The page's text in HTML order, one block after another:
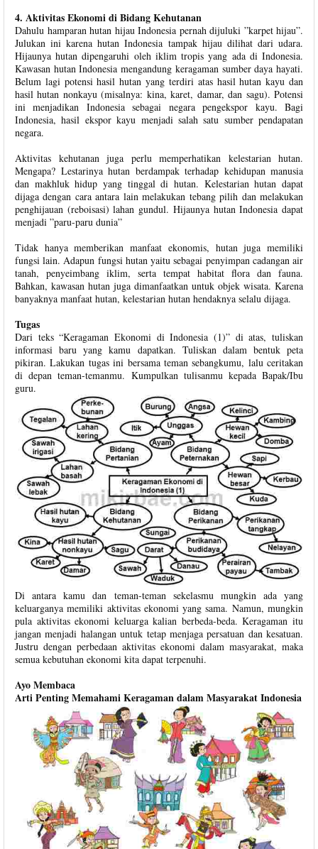
4. Aktivitas Ekonomi di Bidang Kehutanan
Dahulu hamparan hutan hijau Indonesia pernah dijuluki ”karpet hijau”.
Julukan ini karena hutan Indonesia tampak hijau dilihat dari udara.
Hijaunya hutan dipengaruhi oleh iklim tropis yang ada di Indonesia.
Kawasan hutan Indonesia mengandung keragaman sumber daya hayati.
Belum lagi potensi hasil hutan yang terdiri atas hasil hutan kayu dan
hasil hutan nonkayu (misalnya: kina, karet, damar, dan sagu). Potensi
ini menjadikan Indonesia sebagai negara pengekspor kayu. Bagi
Indonesia, hasil ekspor kayu menjadi salah satu sumber pendapatan
negara.
Aktivitas kehutanan juga perlu memperhatikan kelestarian hutan.
Mengapa? Lestarinya hutan berdampak terhadap kehidupan manusia
dan makhluk hidup yang tinggal di hutan. Kelestarian hutan dapat
dijaga dengan cara antara lain melakukan tebang pilih dan melakukan
penghijauan (reboisasi) lahan gundul. Hijaunya hutan Indonesia dapat
menjadi ”paru-paru dunia”
Tidak hanya memberikan manfaat ekonomis, hutan juga memiliki
fungsi lain. Adapun fungsi hutan yaitu sebagai penyimpan cadangan air
tanah, penyeimbang iklim, serta tempat habitat flora dan fauna.
Bahkan, kawasan hutan juga dimanfaatkan untuk objek wisata. Karena
banyaknya manfaat hutan, kelestarian hutan hendaknya selalu dijaga.
Tugas
Dari teks “Keragaman Ekonomi di Indonesia (1)” di atas, tuliskan
informasi baru yang kamu dapatkan. Tuliskan dalam bentuk peta
pikiran. Lakukan tugas ini bersama teman sebangkumu, lalu ceritakan
di depan teman-temanmu. Kumpulkan tulisanmu kepada Bapak/Ibu
guru.
Di antara kamu dan teman-teman sekelasmu mungkin ada yang
keluarganya memiliki aktivitas ekonomi yang sama. Namun, mungkin
pula aktivitas ekonomi keluarga kalian berbeda-beda. Keragaman itu
jangan menjadi halangan untuk tetap menjaga persatuan dan kesatuan.
Justru dengan perbedaan aktivitas ekonomi dalam masyarakat, maka
semua kebutuhan ekonomi kita dapat terpenuhi.
Ayo Membaca
Arti Penting Memahami Keragaman dalam Masyarakat Indonesia